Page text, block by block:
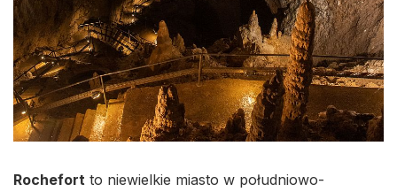
Rochefort to niewielkie miasto w południowo-